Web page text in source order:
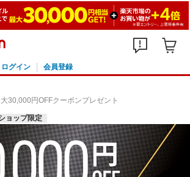
ログイン 会員登録
30,000円OFFクーポンプレゼント
ョップ限定